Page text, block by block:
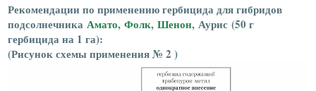
Рекомендации по применению гербицида для гибридов
подсолнечникаАмато,Фолк,Шенон, Аурис (50 г
гербицида на 1 га):
(Рисунок схемы применения № 2 )